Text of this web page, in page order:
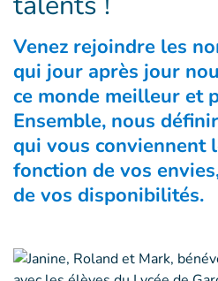
Venez rejoindre les
qui jour après jour
ce monde meilleur et
Ensemble, nous
qui vous conviennent
fonction de vos
de vos disponibilités.